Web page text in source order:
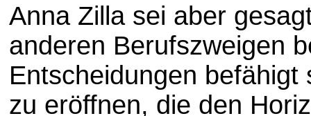
Anna Zilla sei aber
anderen Berufszweigen
Entscheidungen
zu eröffnen, die den